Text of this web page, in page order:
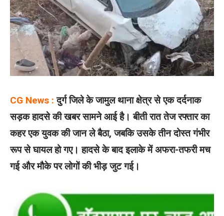
CG News : दुर्ग जिले के जामुल थाना क्षेत्र से एक दर्दनाक
सड़क हादसे की खबर सामने आई है। बीती रात तेज रफ्तार का
कहर एक युवक की जान ले बैठा, जबकि उसके तीन दोस्त गंभीर
रूप से घायल हो गए। हादसे के बाद इलाके में अफरा-तफरी मच
गई और मौके पर लोगों की भीड़ जुट गई।